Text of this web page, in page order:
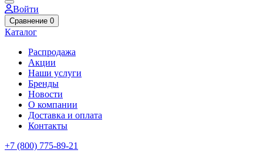
Войти
Сравнение 0
Каталог
Распродажа
Акции
Наши услуги
Бренды
Новости
О компании
Доставка и оплата
Контакты
+7 (800) 775-89-21